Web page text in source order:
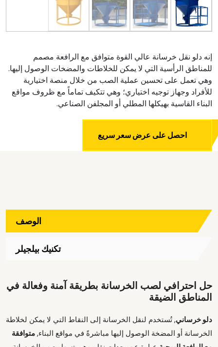
إنه دلو نقل خرسانة عالي القوة متوافق مع الرافعة مصمم
للمناطق الرأسية التي لا يمكن للخلاطات والمضخات الوصول إليها.
وهي تعمل على تحسين عملية الصب من خلال منصة اختيارية
للأفراد وجهاز توجيه اختياري؛ وهي تتكيف تماماً مع ظروف مواقع
البناء القاسية بهيكلها المطلي أو المجلفن الصناعي.
احصل على عرض سعر سريع
الوصف
تكنيك بيلجيلر
حل احترافي لصب الخرسانة بطريقة آمنة وفعالة في
المناطق الضيقة
دلو خرساني, تُستخدم لنقل الخرسانة إلى النقاط التي لا يمكن لخلاطة
الخرسانة أو المضخة الوصول إليها مباشرةً في مواقع البناء,متوافقة